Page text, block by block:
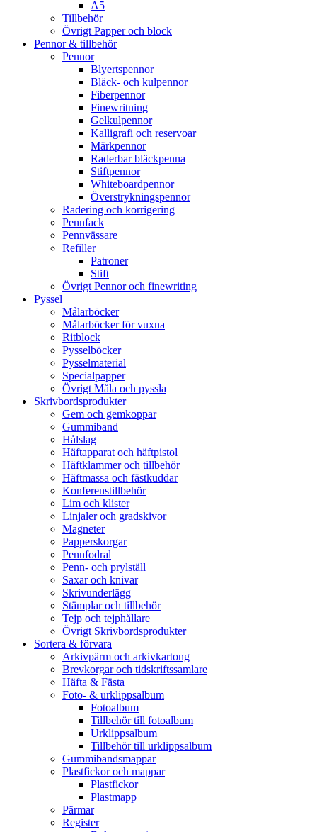
A5
Tillbehör
Övrigt Papper och block
Pennor & tillbehör
Pennor
Blyertspennor
Bläck- och kulpennor
Fiberpennor
Finewritning
Gelkulpennor
Kalligrafi och reservoar
Märkpennor
Raderbar bläckpenna
Stiftpennor
Whiteboardpennor
Överstrykningspennor
Radering och korrigering
Pennfack
Pennvässare
Refiller
Patroner
Stift
Övrigt Pennor och finewriting
Pyssel
Målarböcker
Målarböcker för vuxna
Ritblock
Pysselböcker
Pysselmaterial
Specialpapper
Övrigt Måla och pyssla
Skrivbordsprodukter
Gem och gemkoppar
Gummiband
Hålslag
Häftapparat och häftpistol
Häftklammer och tillbehör
Häftmassa och fästkuddar
Konferenstillbehör
Lim och klister
Linjaler och gradskivor
Magneter
Papperskorgar
Pennfodral
Penn- och prylställ
Saxar och knivar
Skrivunderlägg
Stämplar och tillbehör
Tejp och tejphållare
Övrigt Skrivbordsprodukter
Sortera & förvara
Arkivpärm och arkivkartong
Brevkorgar och tidskriftssamlare
Häfta & Fästa
Foto- & urklippsalbum
Fotoalbum
Tillbehör till fotoalbum
Urklippsalbum
Tillbehör till urklippsalbum
Gummibandsmappar
Plastfickor och mappar
Plastfickor
Plastmapp
Pärmar
Register